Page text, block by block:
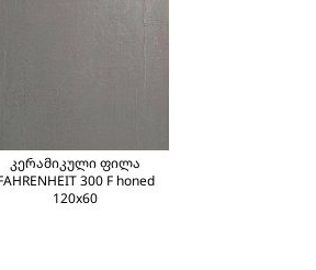
კერამიკული ფილა
300 F honed
120x60